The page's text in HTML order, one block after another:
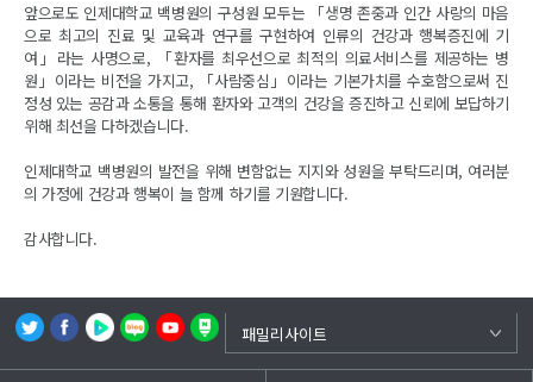
앞으로도 인제대학교 백병원의 구성원 모두는 「생명 존중과 인간 사랑의 마음
으로 최고의 진료 및 교육과 연구를 구현하여 인류의 건강과 행복증진에 기
여」라는 사명으로, 「환자를 최우선으로 최적의 의료서비스를 제공하는 병
원」이라는 비전을 가지고, 「사람중심」이라는 기본가치를 수호함으로써 진
정성 있는 공감과 소통을 통해 환자와 고객의 건강을 증진하고 신뢰에 보답하기
위해 최선을 다하겠습니다.
인제대학교 백병원의 발전을 위해 변함없는 지지와 성원을 부탁드리며, 여러분
의 가정에 건강과 행복이 늘 함께 하기를 기원합니다.
감사합니다.
패밀리사이트
백중앙의료원
부산백병원